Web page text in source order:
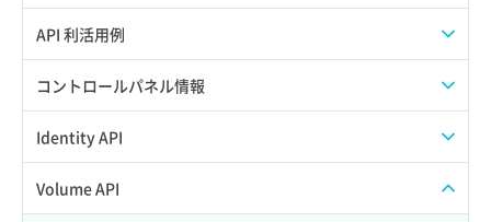
APIのご利用について
API 利活用例
APIでAPIサブユーザーを作成する
APIでVPSにISOイメージを挿入する
APIでVPSを作成する
コントロールパネル情報
APIユーザーを作成する
API情報を確認する
Identity API
Credential一覧取得
Volume API